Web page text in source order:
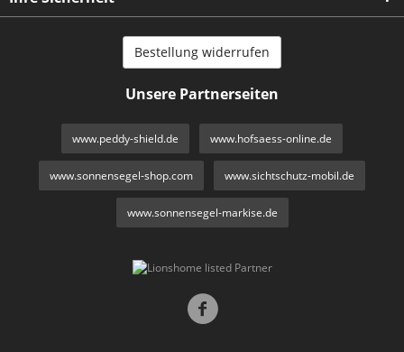
Bestellung widerrufen
Unsere Partnerseiten
www.peddy-shield.de www.hofsaess-online.de
www.sonnensegel-shop.com www.sichtschutz-mobil.de
www.sonnensegel-markise.de